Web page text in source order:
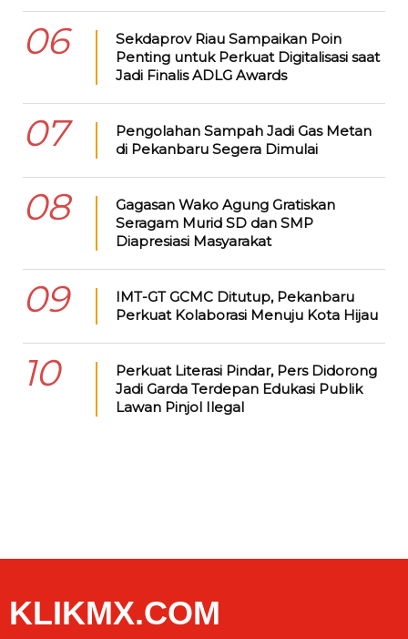
06
Sekdaprov Riau Sampaikan Poin
Penting untuk Perkuat Digitalisasi saat
Jadi Finalis ADLG Awards
07
Pengolahan Sampah Jadi Gas Metan
di Pekanbaru Segera Dimulai
08
Gagasan Wako Agung Gratiskan
Seragam Murid SD dan SMP
Diapresiasi Masyarakat
09
IMT-GT GCMC Ditutup, Pekanbaru
Perkuat Kolaborasi Menuju Kota Hijau
10
Perkuat Literasi Pindar, Pers Didorong
Jadi Garda Terdepan Edukasi Publik
Lawan Pinjol Ilegal
KLIKMX.COM